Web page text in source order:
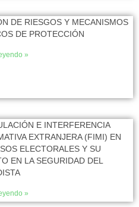
DE RIESGOS Y MECANISMOS
DE PROTECCIÓN
»
E INTERFERENCIA
EXTRANJERA (FIMI) EN
ELECTORALES Y SU
EN LA SEGURIDAD DEL
»